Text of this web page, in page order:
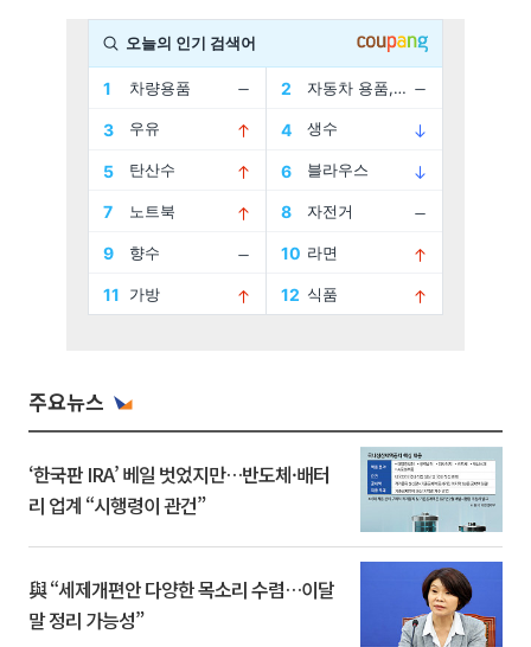
주요뉴스
‘한국판 IRA’ 베일 벗었지만…반도체·배터
리 업계 “시행령이 관건”
與 “세제개편안 다양한 목소리 수렴…이달
말 정리 가능성”